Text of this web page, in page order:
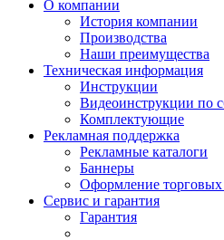
О компании
История компании
Производства
Наши преимущества
Техническая информация
Инструкции
Видеоинструкции по
Комплектующие
Рекламная поддержка
Рекламные каталоги
Баннеры
Оформление торговых
Сервис и гарантия
Гарантия